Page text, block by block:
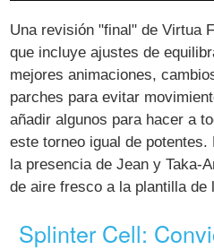
Una revisión "final" de Virtua
que incluye ajustes de
mejores animaciones,
parches para evitar
añadir algunos para hacer a
este torneo igual de
la presencia de Jean y Taka-
de aire fresco a la plantilla de
Splinter Cell: